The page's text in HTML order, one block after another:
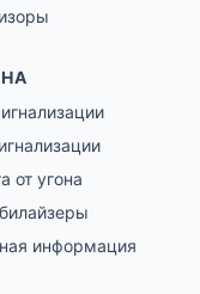
от угона
информация